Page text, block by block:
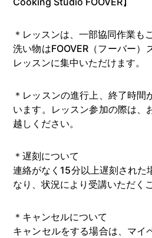
＊レッスンは、一部協同作業も
洗い物はFOOVER（フーバー）
レッスンに集中いただけます。
＊レッスンの進行上、終了時間
います。レッスン参加の際は、
越しください。
＊遅刻について
連絡がなく15分以上遅刻された
なり、状況により受講いただく
＊キャンセルについて
キャンセルをする場合は、マイ